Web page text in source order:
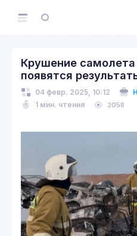
Крушение самолета
появятся
04 февр. 2025, 10:12
1 мин. чтения
2058